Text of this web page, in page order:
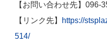
【お問い合わせ先】096-
【リンク先】
https://
514/